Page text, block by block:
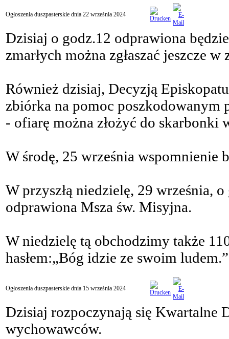
Ogłoszenia duszpasterskie dnia 22 września 2024
Dzisiaj o godz.12 odprawiona
zmarłych można zgłaszać jeszcze
Również dzisiaj, Decyzją
zbiórka na pomoc poszkodowanym
- ofiarę można złożyć do skarbonki
W środę, 25 września wspomnienie
W przyszłą niedzielę, 29 września,
odprawiona Msza św. Misyjna.
W niedzielę tą obchodzimy także
hasłem:„Bóg idzie ze swoim ludem.”
Ogłoszenia duszpasterskie dnia 15 września 2024
Dzisiaj rozpoczynają się Kwartalne
wychowawców.